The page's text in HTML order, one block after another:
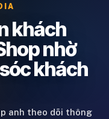
khách
nhờ
khách
anh theo dõi thông